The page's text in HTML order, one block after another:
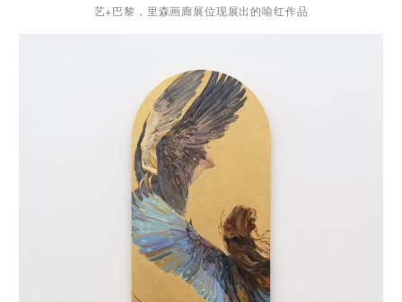
艺+巴黎，里森画廊展位现展出的喻红作品